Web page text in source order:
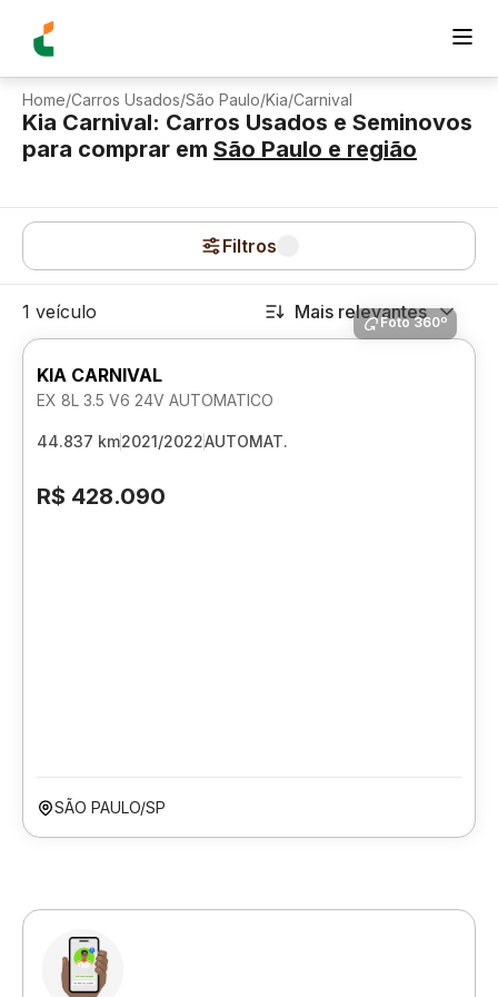
Home/Carros Usados/São Paulo/Kia/Carnival
Kia Carnival: Carros Usados e Seminovos
para comprar em São Paulo e região
Filtros
1 veículo Mais relevantes
Foto 360º
KIA CARNIVAL
EX 8L 3.5 V6 24V AUTOMATICO
44.837 km2021/2022AUTOMAT.
R$ 428.090
SÃO PAULO/SP